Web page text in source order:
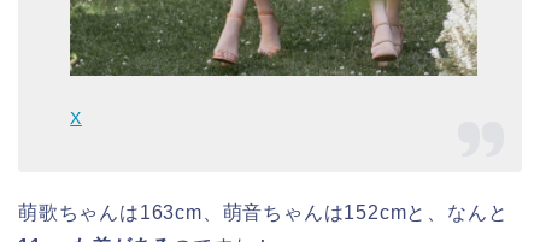
X
萌歌ちゃんは163cm、萌音ちゃんは152cmと、なんと